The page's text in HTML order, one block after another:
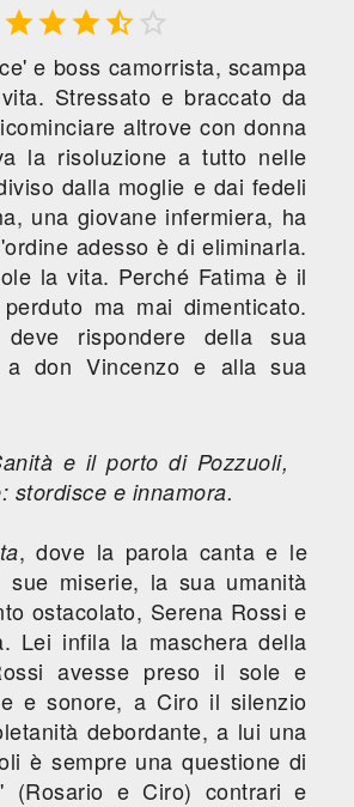
 
e boss camorrista, scampa
Stressato e braccato da
altrove con donna
la risoluzione a tutto nelle
dalla moglie e dai fedeli
una giovane infermiera, ha
adesso è di eliminarla.
la vita. Perché Fatima è il
ma mai dimenticato.
rispondere della sua
a don Vincenzo e alla sua
e il porto di Pozzuoli,
stordisce e innamora.
, dove la parola canta e le
miserie, la sua umanità
ostacolato, Serena Rossi e
Lei infila la maschera della
avesse preso il sole e
e sonore, a Ciro il silenzio
debordante, a lui una
è sempre una questione di
e Ciro) contrari e